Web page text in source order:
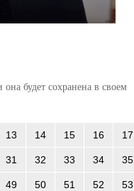
будет сохранена в своем
13 14 15 16 17
31 32 33 34 35
49 50 51 52 53